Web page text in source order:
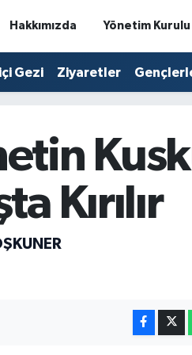
Hakkımızda Yönetim Kurulu
Gezi Ziyaretler
Kırılır